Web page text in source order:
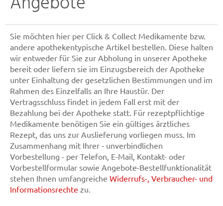
Sie möchten hier per Click & Collect Medikamente bzw.
andere apothekentypische Artikel bestellen. Diese halten
wir entweder für Sie zur Abholung in unserer Apotheke
bereit oder liefern sie im Einzugsbereich der Apotheke
unter Einhaltung der gesetzlichen Bestimmungen und im
Rahmen des Einzelfalls an Ihre Haustür. Der
Vertragsschluss findet in jedem Fall erst mit der
Bezahlung bei der Apotheke statt. Für rezeptpflichtige
Medikamente benötigen Sie ein gültiges ärztliches
Rezept, das uns zur Auslieferung vorliegen muss. Im
Zusammenhang mit Ihrer - unverbindlichen
Vorbestellung - per Telefon, E-Mail, Kontakt- oder
Vorbestellformular sowie Angebote-Bestellfunktionalität
stehen Ihnen umfangreiche Widerrufs-, Verbraucher- und
Informationsrechte zu.